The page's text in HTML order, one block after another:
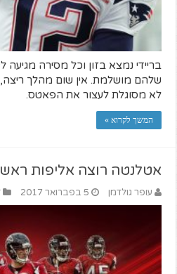
בריידי נמצא בזון וכל מסירה מגיעה
שלהם מושלמת. אין שום מהלך
לא מסוגלת לעצור את הפאטס.
המשך לקרוא »
אטלנטה רוצה אליפות
עופר גולדמן 5 בפברואר 2017